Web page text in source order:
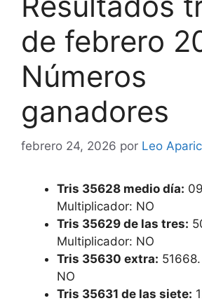
de febrero
Números
ganadores
febrero 24, 2026 por Leo
Tris 35628 medio día:
Multiplicador: NO
Tris 35629 de las tres:
Multiplicador: NO
Tris 35630 extra:
NO
Tris 35631 de las siete: